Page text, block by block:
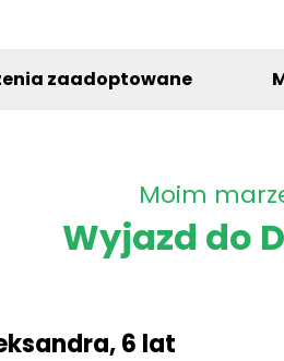
zaadoptowane
Moim
Wyjazd do
6 lat